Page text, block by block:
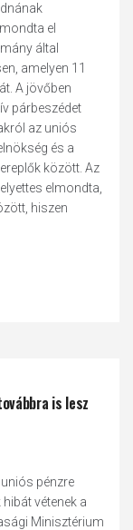
el
által
amelyen 11
A jövőben
párbeszédet
az uniós
és a
között. Az
elmondta,
hiszen
is lesz
uniós pénzre
vétenek a
Minisztérium